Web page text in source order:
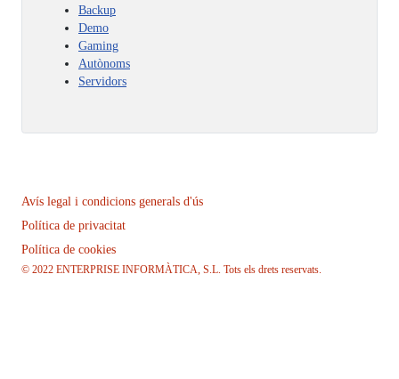
Backup
Demo
Gaming
Autònoms
Servidors
Avís legal i condicions generals d'ús
Política de privacitat
Política de cookies
© 2022 ENTERPRISE INFORMÀTICA, S.L. Tots els drets reservats.